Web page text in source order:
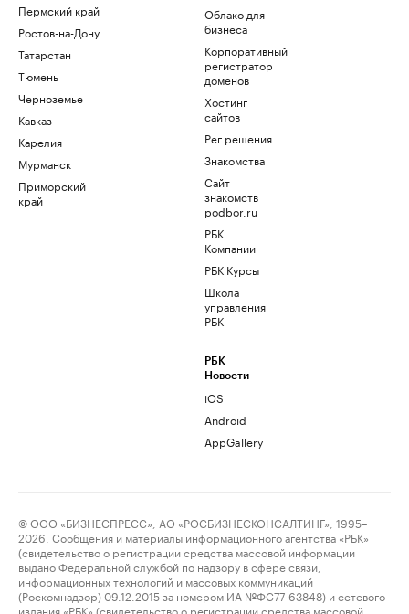
Пермский край
Ростов-на-Дону
Татарстан
Тюмень
Черноземье
Кавказ
Карелия
Мурманск
Приморский
край
Облако для
бизнеса
Корпоративный
регистратор
доменов
Хостинг
сайтов
Рег.решения
Знакомства
Сайт
знакомств
podbor.ru
РБК
Компании
РБК Курсы
Школа
управления
РБК
РБК
Новости
iOS
Android
AppGallery
© ООО «БИЗНЕСПРЕСС», АО «РОСБИЗНЕСКОНСАЛТИНГ», 1995–
2026. Сообщения и материалы информационного агентства «РБК»
(свидетельство о регистрации средства массовой информации
выдано Федеральной службой по надзору в сфере связи,
информационных технологий и массовых коммуникаций
(Роскомнадзор) 09.12.2015 за номером ИА №ФС77-63848) и сетевого
издания «РБК» (свидетельство о регистрации средства массовой